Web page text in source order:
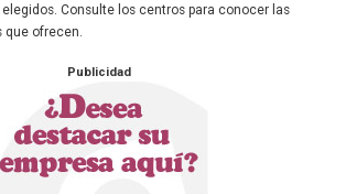
Consulte los centros para conocer las
ofrecen.
Publicidad